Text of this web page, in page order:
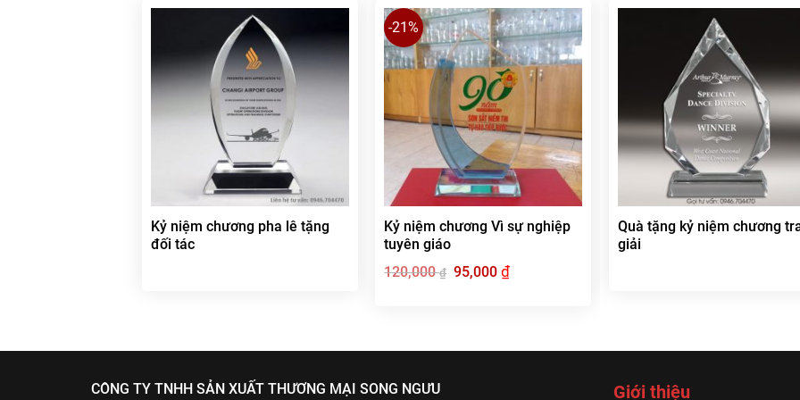
Kỷ niệm chương pha lê tặng
đối tác
-21%
Kỷ niệm chương Vì sự nghiệp
tuyên giáo
120,000₫ Giá
gốc
95,000₫Giá
Quà tặng kỷ niệm chương
giải
CÔNG TY TNHH SẢN XUẤT THƯƠNG MẠI SONG NGƯU Giới thiệu